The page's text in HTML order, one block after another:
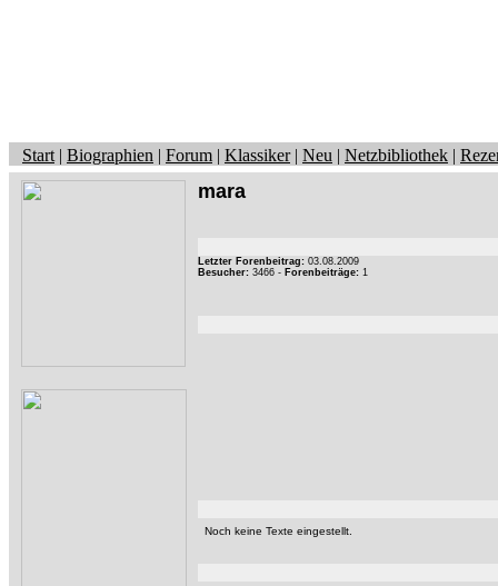
Start | Biographien | Forum | Klassiker| Neu | Netzbibliothek |
mara
Letzter Forenbeitrag: 03.08.2009
Besucher: 3466 - Forenbeiträge: 1
Noch keine Texte eingestellt.